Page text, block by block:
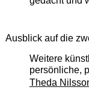
Ausblick auf die
Weitere
persönliche,
Theda